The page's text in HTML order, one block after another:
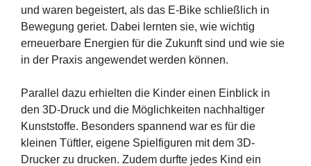
und waren begeistert, als das E-Bike schließlich in
Bewegung geriet. Dabei lernten sie, wie wichtig
erneuerbare Energien für die Zukunft sind und wie sie
in der Praxis angewendet werden können.
Parallel dazu erhielten die Kinder einen Einblick in
den 3D-Druck und die Möglichkeiten nachhaltiger
Kunststoffe. Besonders spannend war es für die
kleinen Tüftler, eigene Spielfiguren mit dem 3D-
Drucker zu drucken. Zudem durfte jedes Kind ein